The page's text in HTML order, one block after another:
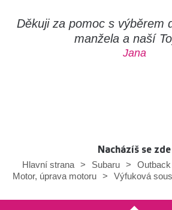
Děkuji za pomoc s výběrem
manžela a naší
Jana
Nacházíš se zde
Hlavní strana
> Subaru > Outback
Motor, úprava motoru > Výfuková